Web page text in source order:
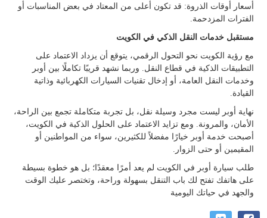
أسعار أوقات الذروة: قد تكون أعلى من المعتاد في بعض المناسبات أو
الفترات المزدحمة.
مستقبل خدمات النقل الذكي في الكويت
مع رؤية الكويت نحو التحول الرقمي، يتوقع أن يزداد الاعتماد على
التطبيقات الذكية في قطاع النقل. وربما نشهد قريبًا تكاملًا بين أوبر
وخدمات النقل العامة، أو إدخال تقنيات السيارات الكهربائية وذاتية
القيادة.
نهاية أوبر ليست مجرد وسيلة نقل، بل تجربة متكاملة تجمع بين الراحة،
الأمان، والمرونة. ومع تزايد الاعتماد على الحلول الذكية في الكويت،
أصبحت خدمة أوبر خيارًا مفضلاً للكثيرين، سواء من المواطنين أو
المقيمين أو حتى الزوار.
طلب سيارة أوبر في الكويت لم يعد أمرًا معقدًا؛ بل هو خطوة بسيطة
على هاتفك تفتح لك باب التنقل بسهولة وراحة، وتختصر عليك الوقت
والجهد في حياتك اليومية